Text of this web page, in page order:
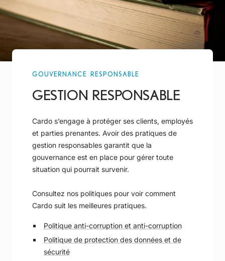
GOUVERNANCE RESPONSABLE
GESTION RESPONSABLE
Cardo s’engage à protéger ses clients, employés
et parties prenantes. Avoir des pratiques de
gestion responsables garantit que la
gouvernance est en place pour gérer toute
situation qui pourrait survenir.
Consultez nos politiques pour voir comment
Cardo suit les meilleures pratiques.
Politique anti-corruption et anti-corruption
Politique de protection des données et de
sécurité